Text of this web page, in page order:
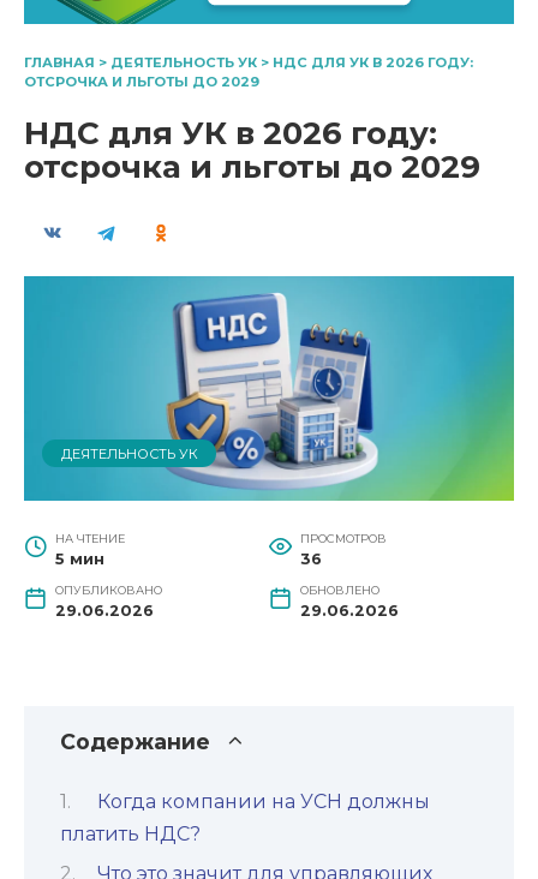
ГЛАВНАЯ > ДЕЯТЕЛЬНОСТЬ УК > НДС ДЛЯ УК В 2026 ГОДУ:
ОТСРОЧКА И ЛЬГОТЫ ДО 2029
НДС для УК в 2026 году:
отсрочка и льготы до 2029
ДЕЯТЕЛЬНОСТЬ УК
НА ЧТЕНИЕ
5 мин
ПРОСМОТРОВ
36
ОПУБЛИКОВАНО
29.06.2026
ОБНОВЛЕНО
29.06.2026
Содержание
Когда компании на УСН должны
платить НДС?
Что это значит для управляющих